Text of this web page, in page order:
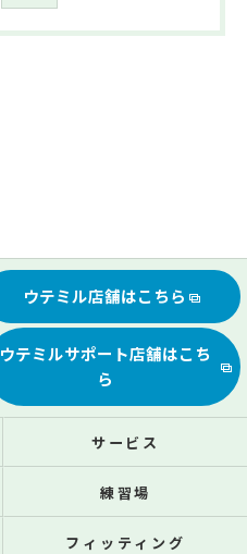
ウテミル店舗はこちら
ウテミルサポート店舗はこち
ら
サービス
練習場
フィッティング